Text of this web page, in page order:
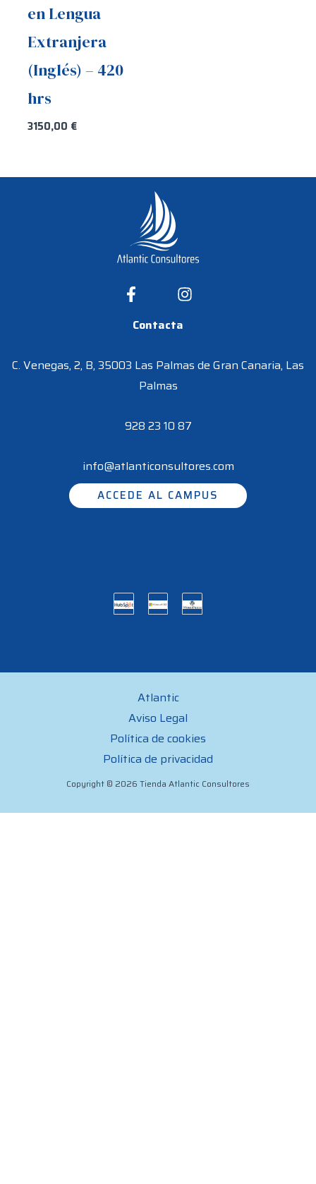
en Lengua
Extranjera
(Inglés) – 420
hrs
3150,00 €
Contacta
C. Venegas, 2, B, 35003 Las Palmas de Gran Canaria, Las
Palmas
928 23 10 87
info@atlanticonsultores.com
ACCEDE AL CAMPUS
Atlantic
Aviso Legal
Política de cookies
Política de privacidad
Copyright © 2026 Tienda Atlantic Consultores